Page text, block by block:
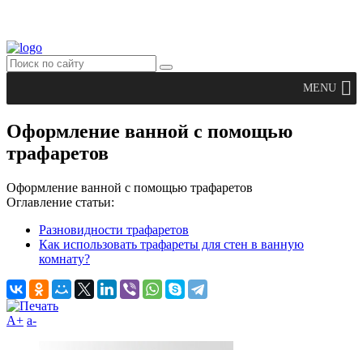
MENU
Оформление ванной с помощью
трафаретов
Оформление ванной с помощью трафаретов
Оглавление статьи:
Разновидности трафаретов
Как использовать трафареты для стен в ванную
комнату?
A+ а-